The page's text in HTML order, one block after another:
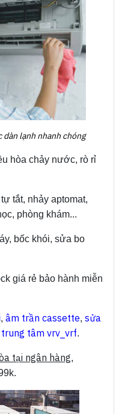
dàn lạnh nhanh chóng
hòa chảy nước, rò rỉ
tắt, nhảy aptomat,
phòng khám...
bốc khói, sửa bo
giá rẻ bảo hành miễn
, âm trần cassette, sửa
trung tâm vrv_vrf.
tại ngân hàng,